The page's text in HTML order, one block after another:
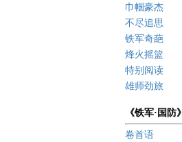
巾帼豪杰
不尽追思
铁军奇葩
烽火摇篮
特别阅读
雄师劲旅
《铁军·国防》
卷首语